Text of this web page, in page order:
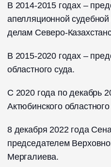
В 2014-2015 годах –
апелляционной
делам Северо-
В 2015-2020 годах –
областного суда.
С 2020 года по декабрь
Актюбинского
8 декабря 2022 года
председателем
Мергалиева.